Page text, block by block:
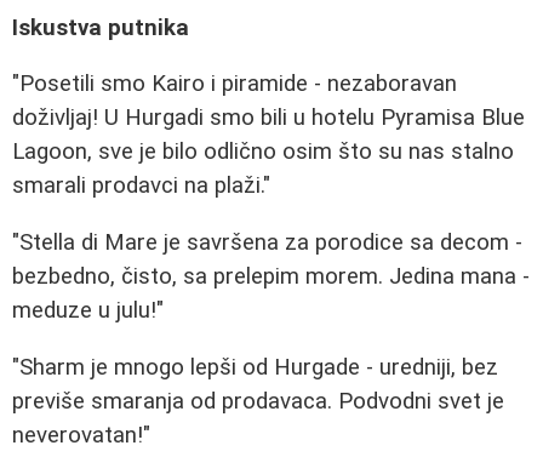
Iskustva putnika
"Posetili smo Kairo i piramide - nezaboravan
doživljaj! U Hurgadi smo bili u hotelu Pyramisa Blue
Lagoon, sve je bilo odlično osim što su nas stalno
smarali prodavci na plaži."
"Stella di Mare je savršena za porodice sa decom -
bezbedno, čisto, sa prelepim morem. Jedina mana -
meduze u julu!"
"Sharm je mnogo lepši od Hurgade - uredniji, bez
previše smaranja od prodavaca. Podvodni svet je
neverovatan!"